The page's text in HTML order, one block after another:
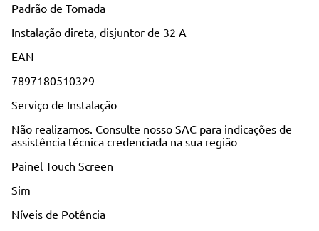
Padrão de Tomada
Instalação direta, disjuntor de 32 A
EAN
7897180510329
Serviço de Instalação
Não realizamos. Consulte nosso SAC para indicações de
assistência técnica credenciada na sua região
Painel Touch Screen
Sim
Níveis de Potência